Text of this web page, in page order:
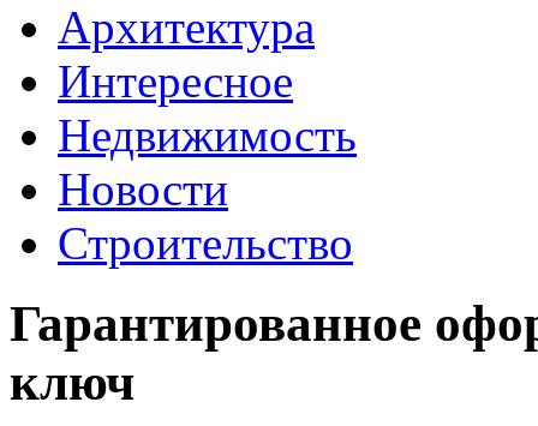
Архитектура
Интересное
Недвижимость
Новости
Строительство
Гарантированное
ключ